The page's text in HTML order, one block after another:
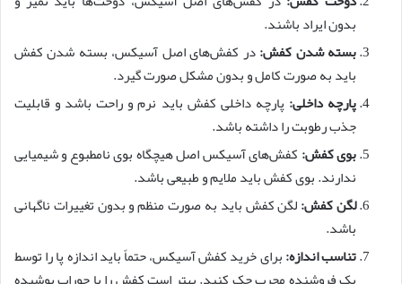
بدون ایراد باشند.
بسته شدن کفش:در کفش‌های اصل آسیکس، بسته شدن کفش
باید به صورت کامل و بدون مشکل صورت گیرد.
پارچه داخلی: پارچه داخلی کفش باید نرم و راحت باشد و قابلیت
جذب رطوبت را داشته باشد.
بوی کفش: کفش‌های آسیکس اصل هیچگاه بوی نامطبوع و شیمیایی
ندارند. بوی کفش باید ملایم و طبیعی باشد.
لگن کفش:لگن کفش باید به صورت منظم و بدون تغییرات ناگهانی
باشد.
تناسب اندازه:برای خرید کفش آسیکس، حتماً باید اندازه پا را توسط